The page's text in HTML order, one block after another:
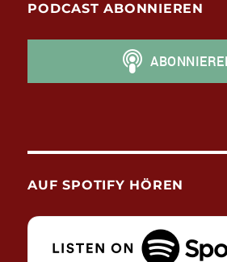
PODCAST ABONNIEREN
AUF SPOTIFY HÖREN